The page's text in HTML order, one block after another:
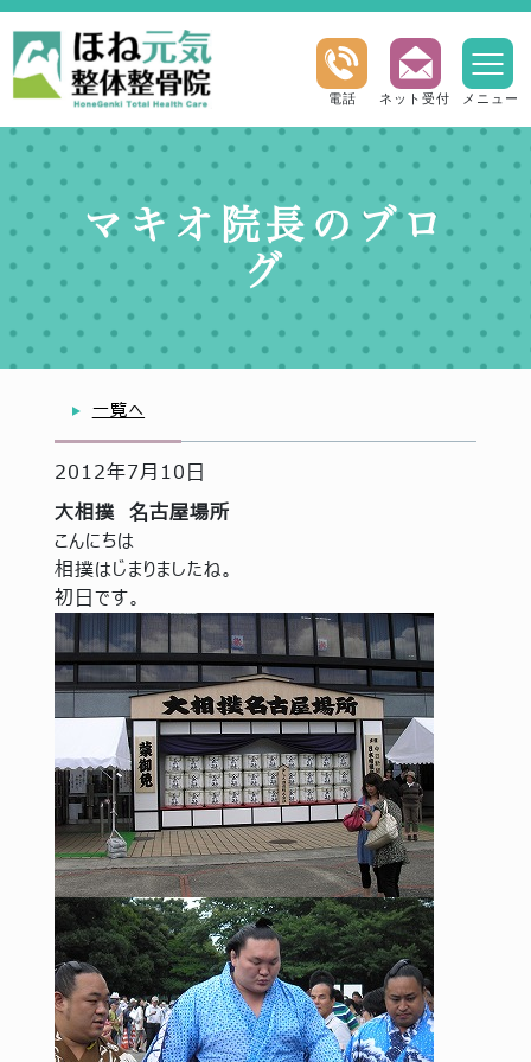
メニュー
ネット受付
電話
マキオ院長のブロ
グ
一覧へ
2012年7月10日
大相撲 名古屋場所
こんにちは
相撲はじまりましたね。
初日です。